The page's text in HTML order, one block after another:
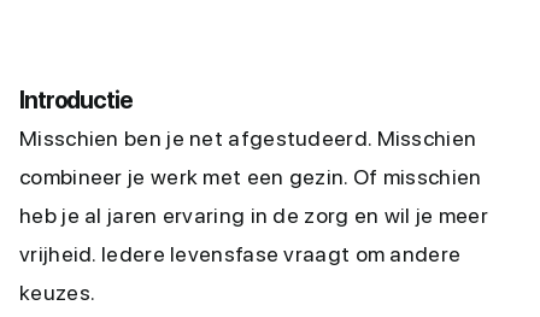
Introductie
Misschien ben je net afgestudeerd. Misschien
combineer je werk met een gezin. Of misschien
heb je al jaren ervaring in de zorg en wil je meer
vrijheid. Iedere levensfase vraagt om andere
keuzes.